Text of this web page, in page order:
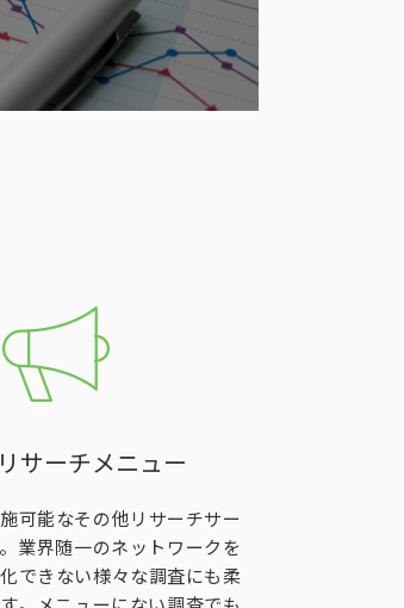
サーチメニュー
可能なその他リサーチサー
業界随一のネットワークを
できない様々な調査にも柔